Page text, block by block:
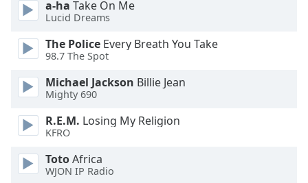
dialog
window.
Escape
and
close
window.
Text
Color
a-ha Take On Me
Lucid Dreams
The Police Every Breath You Take
98.7 The Spot
Michael Jackson Billie Jean
Mighty 690
R.E.M. Losing My Religion
KFRO
TotoAfrica
WJON IP Radio